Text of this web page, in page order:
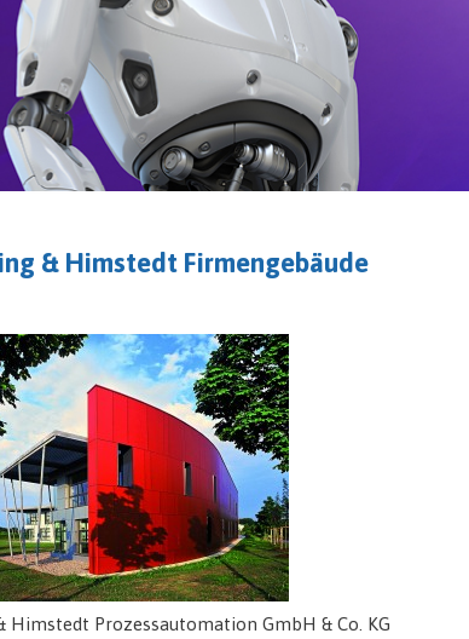
& Himstedt Firmengebäude
Himstedt Prozessautomation GmbH & Co. KG